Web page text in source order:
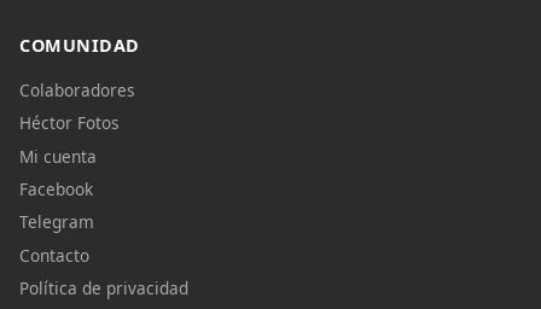
COMUNIDAD
Colaboradores
Héctor Fotos
Mi cuenta
Facebook
Telegram
Contacto
Política de privacidad